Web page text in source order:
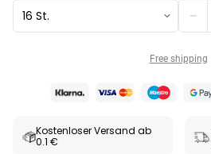
16 St. −
Free shipping
Kostenloser Versand ab
0.1 €